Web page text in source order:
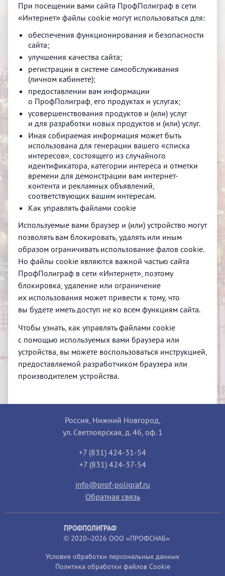
При посещении вами сайта ПрофПолиграф в сети
«Интернет» файлы cookie могут использоваться для:
обеспечения функционирования и безопасности
сайта;
улучшения качества сайта;
регистрации в системе самообслуживания
(личном кабинете);
предоставлении вам информации
о ПрофПолиграф, его продуктах и услугах;
усовершенствования продуктов и (или) услуг
и для разработки новых продуктов и (или) услуг.
Иная собираемая информация может быть
использована для генерации вашего «списка
интересов», состоящего из случайного
идентификатора, категории интереса и отметки
времени для демонстрации вам интернет-
контента и рекламных объявлений,
соответствующих вашим интересам.
Как управлять файлами cookie
Используемые вами браузер и (или) устройство могут
позволять вам блокировать, удалять или иным
образом ограничивать использование фалов cookie.
Но файлы cookie являются важной частью сайта
ПрофПолиграф в сети «Интернет», поэтому
блокировка, удаление или ограничение
их использования может привести к тому, что
вы будете иметь доступ не ко всем функциям сайта.
Чтобы узнать, как управлять файлами cookie
с помощью используемых вами браузера или
устройства, вы можете воспользоваться инструкцией,
предоставляемой разработчиком браузера или
производителем устройства.
Россия, Нижний Новгород,
ул. Светлоярская, д. 46, оф. 1
+7 (831) 424-31-54
+7 (831) 424-37-54
info@prof-poligraf.ru
Обратная связь
ПРОФПОЛИГРАФ
© 2020–2026 ООО «ПРОФСНАБ»
Условия обработки персональных данных
Политика обработки файлов Cookie